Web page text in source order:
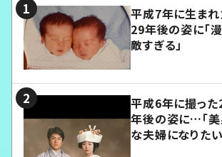
平成7年に生ま
29年後の姿に「
敵すぎる」
平成6年に撮っ
年後の姿に…「美
な夫婦になりたい